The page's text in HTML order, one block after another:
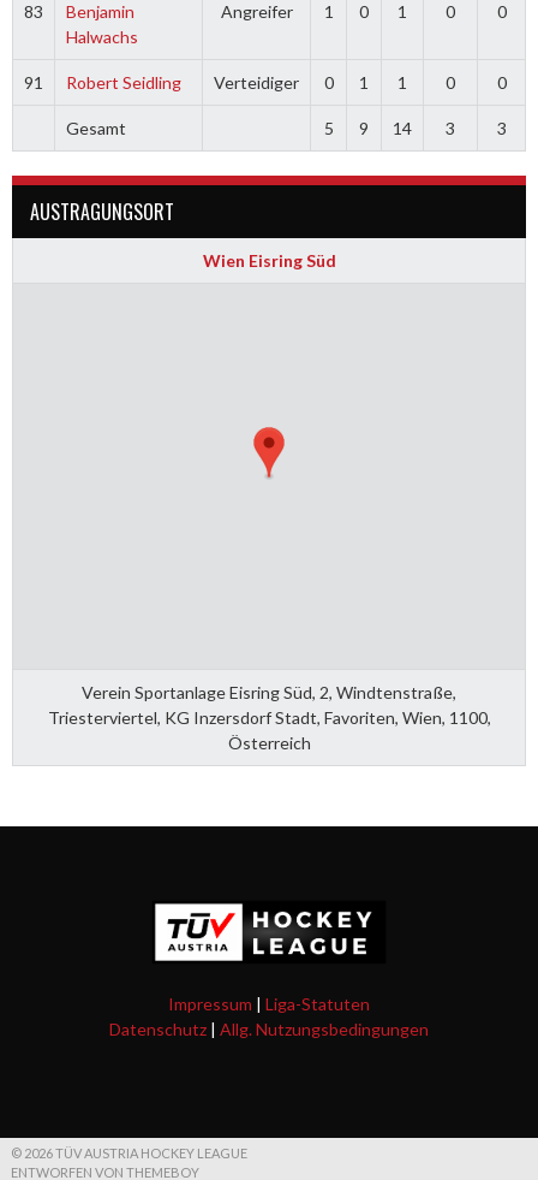
83
Benjamin
Halwachs
Angreifer 1 0 1 0 0
91 Robert Seidling Verteidiger 0 1 1 0 0
Gesamt 5 9 14 3 3
AUSTRAGUNGSORT
Wien Eisring Süd
Verein Sportanlage Eisring Süd, 2, Windtenstraße,
Triesterviertel, KG Inzersdorf Stadt, Favoriten, Wien, 1100,
Österreich
Impressum | Liga-Statuten
Datenschutz | Allg. Nutzungsbedingungen
© 2026 TÜV AUSTRIA HOCKEY LEAGUE
ENTWORFEN VON THEMEBOY